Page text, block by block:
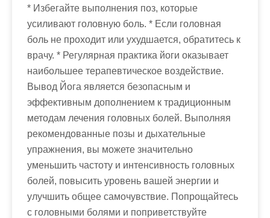
* Избегайте выполнения поз, которые
усиливают головную боль. * Если головная
боль не проходит или ухудшается, обратитесь к
врачу. * Регулярная практика йоги оказывает
наибольшее терапевтическое воздействие.
Вывод Йога является безопасным и
эффективным дополнением к традиционным
методам лечения головных болей. Выполняя
рекомендованные позы и дыхательные
упражнения, вы можете значительно
уменьшить частоту и интенсивность головных
болей, повысить уровень вашей энергии и
улучшить общее самочувствие. Попрощайтесь
с головными болями и поприветствуйте